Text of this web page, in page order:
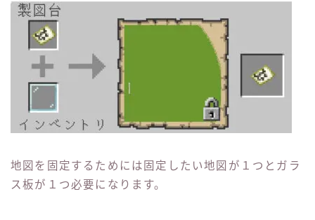
地図を固定するためには固定したい地図が１つとガラ
ス板が１つ必要になります。